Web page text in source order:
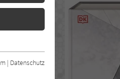
| Datenschutz